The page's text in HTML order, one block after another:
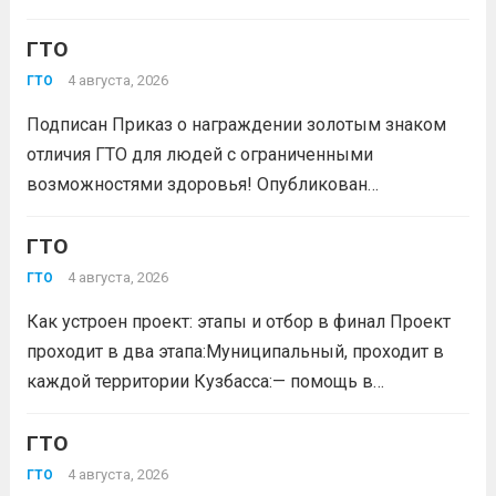
Многие университеты начисляют абитуриентам
баллы за индивидуальные достижения — и знак
ГТО
ГТО 4 августа, 2026
Подписан Приказ о награждении золотым знаком
отличия ГТО для людей с ограниченными
возможностями здоровья! Опубликован
Российской Федерации № 229 НГ от 22 июля 2026
года. Документ утверждает список граждан,
Всероссийского физкультурно-спортивного
комплекса...Читать дальше
ГТО
ГТО 4 августа, 2026
Как устроен проект: этапы и отбор в финал Проект
проходит в два этапа:Муниципальный, проходит в
каждой территории Кузбасса:— помощь в
класс по правильной технике выполнения
нормативов комплекса ГТО;— тренировочные
ГТО
ГТО 4 августа, 2026